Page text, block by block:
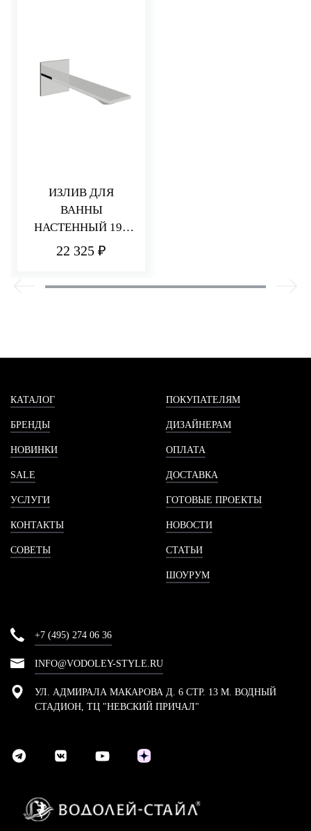
ИЗЛИВ ДЛЯ
ВАННЫ
НАСТЕННЫЙ 190
ММ Q30
22 325 ₽
КАТАЛОГ
БРЕНДЫ
НОВИНКИ
SALE
УСЛУГИ
КОНТАКТЫ
СОВЕТЫ
ПОКУПАТЕЛЯМ
ДИЗАЙНЕРАМ
ОПЛАТА
ДОСТАВКА
ГОТОВЫЕ ПРОЕКТЫ
НОВОСТИ
СТАТЬИ
ШОУРУМ
+7 (495) 274 06 36
INFO@VODOLEY-STYLE.RU
УЛ. АДМИРАЛА МАКАРОВА Д. 6 СТР. 13 М. ВОДНЫЙ
СТАДИОН, ТЦ "НЕВСКИЙ ПРИЧАЛ"